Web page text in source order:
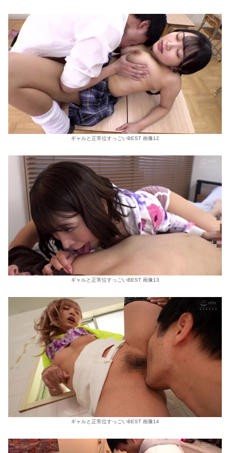
ギャルと正常位すっごいBEST 画像12
ギャルと正常位すっごいBEST 画像13
ギャルと正常位すっごいBEST 画像14